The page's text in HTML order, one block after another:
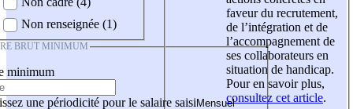
Non renseignée (1)
BRUT MINIMUM
minimum
une périodicité pour le salaire saisi
faveur du recrutement,
de l’intégration et de
l’accompagnement de
ses collaborateurs en
situation de handicap.
Pour en savoir plus,
consultez cet article.